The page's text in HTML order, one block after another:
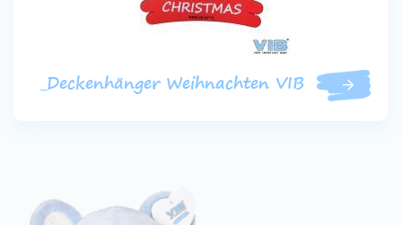
_Deckenhänger Weihnachten VIB